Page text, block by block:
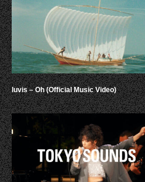
luvis – Oh (Official Music Video)